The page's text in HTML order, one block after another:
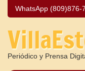
WhatsApp (809)876-
Periódico y Prensa